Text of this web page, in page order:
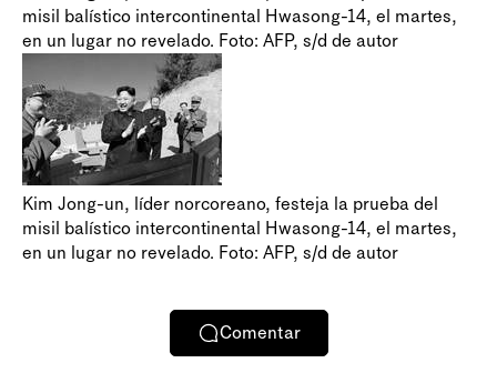
misil balístico intercontinental Hwasong-14, el martes,
en un lugar no revelado. Foto: AFP, s/d de autor
Kim Jong-un, líder norcoreano, festeja la prueba del
misil balístico intercontinental Hwasong-14, el martes,
en un lugar no revelado. Foto: AFP, s/d de autor
Comentar